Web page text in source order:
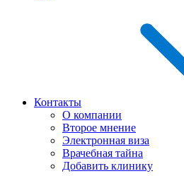
Контакты
О компании
Второе мнение
Электронная виза
Врачебная тайна
Добавить клинику